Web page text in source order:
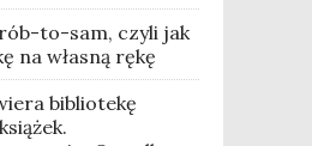
to-sam, czyli jak
na własną rękę
bibliotekę